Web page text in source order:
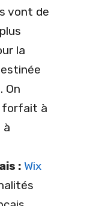
vont de
la
On
forfait à
à
: Wix